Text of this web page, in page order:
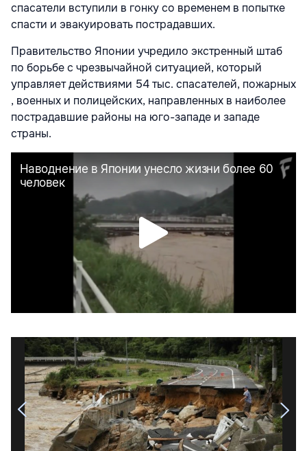
спасатели вступили в гонку со временем в попытке
спасти и эвакуировать пострадавших.
Правительство Японии учредило экстренный штаб
по борьбе с чрезвычайной ситуацией, который
управляет действиями 54 тыс. спасателей, пожарных
, военных и полицейских, направленных в наиболее
пострадавшие районы на юго-западе и западе
страны.